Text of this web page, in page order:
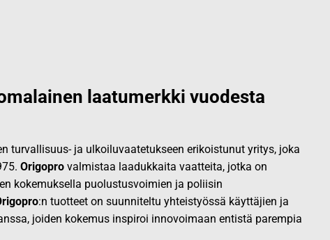
laatumerkki vuodesta
turvallisuus- ja ulkoiluvaatetukseen erikoistunut yritys, joka
Origopro valmistaa laadukkaita vaatteita, jotka on
kokemuksella puolustusvoimien ja poliisin
:n tuotteet on suunniteltu yhteistyössä käyttäjien ja
joiden kokemus inspiroi innovoimaan entistä parempia